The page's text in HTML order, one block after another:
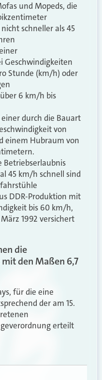
und Mopeds, die
schneller als 45
Geschwindigkeiten
Stunde (km/h) oder
6 km/h bis
durch die Bauart
von
einem Hubraum von
Betriebserlaubnis
45 km/h schnell sind
DDR-Produktion mit
bis 60 km/h,
1992 versichert
die
den Maßen 6,7
für die eine
der am 15.
erteilt